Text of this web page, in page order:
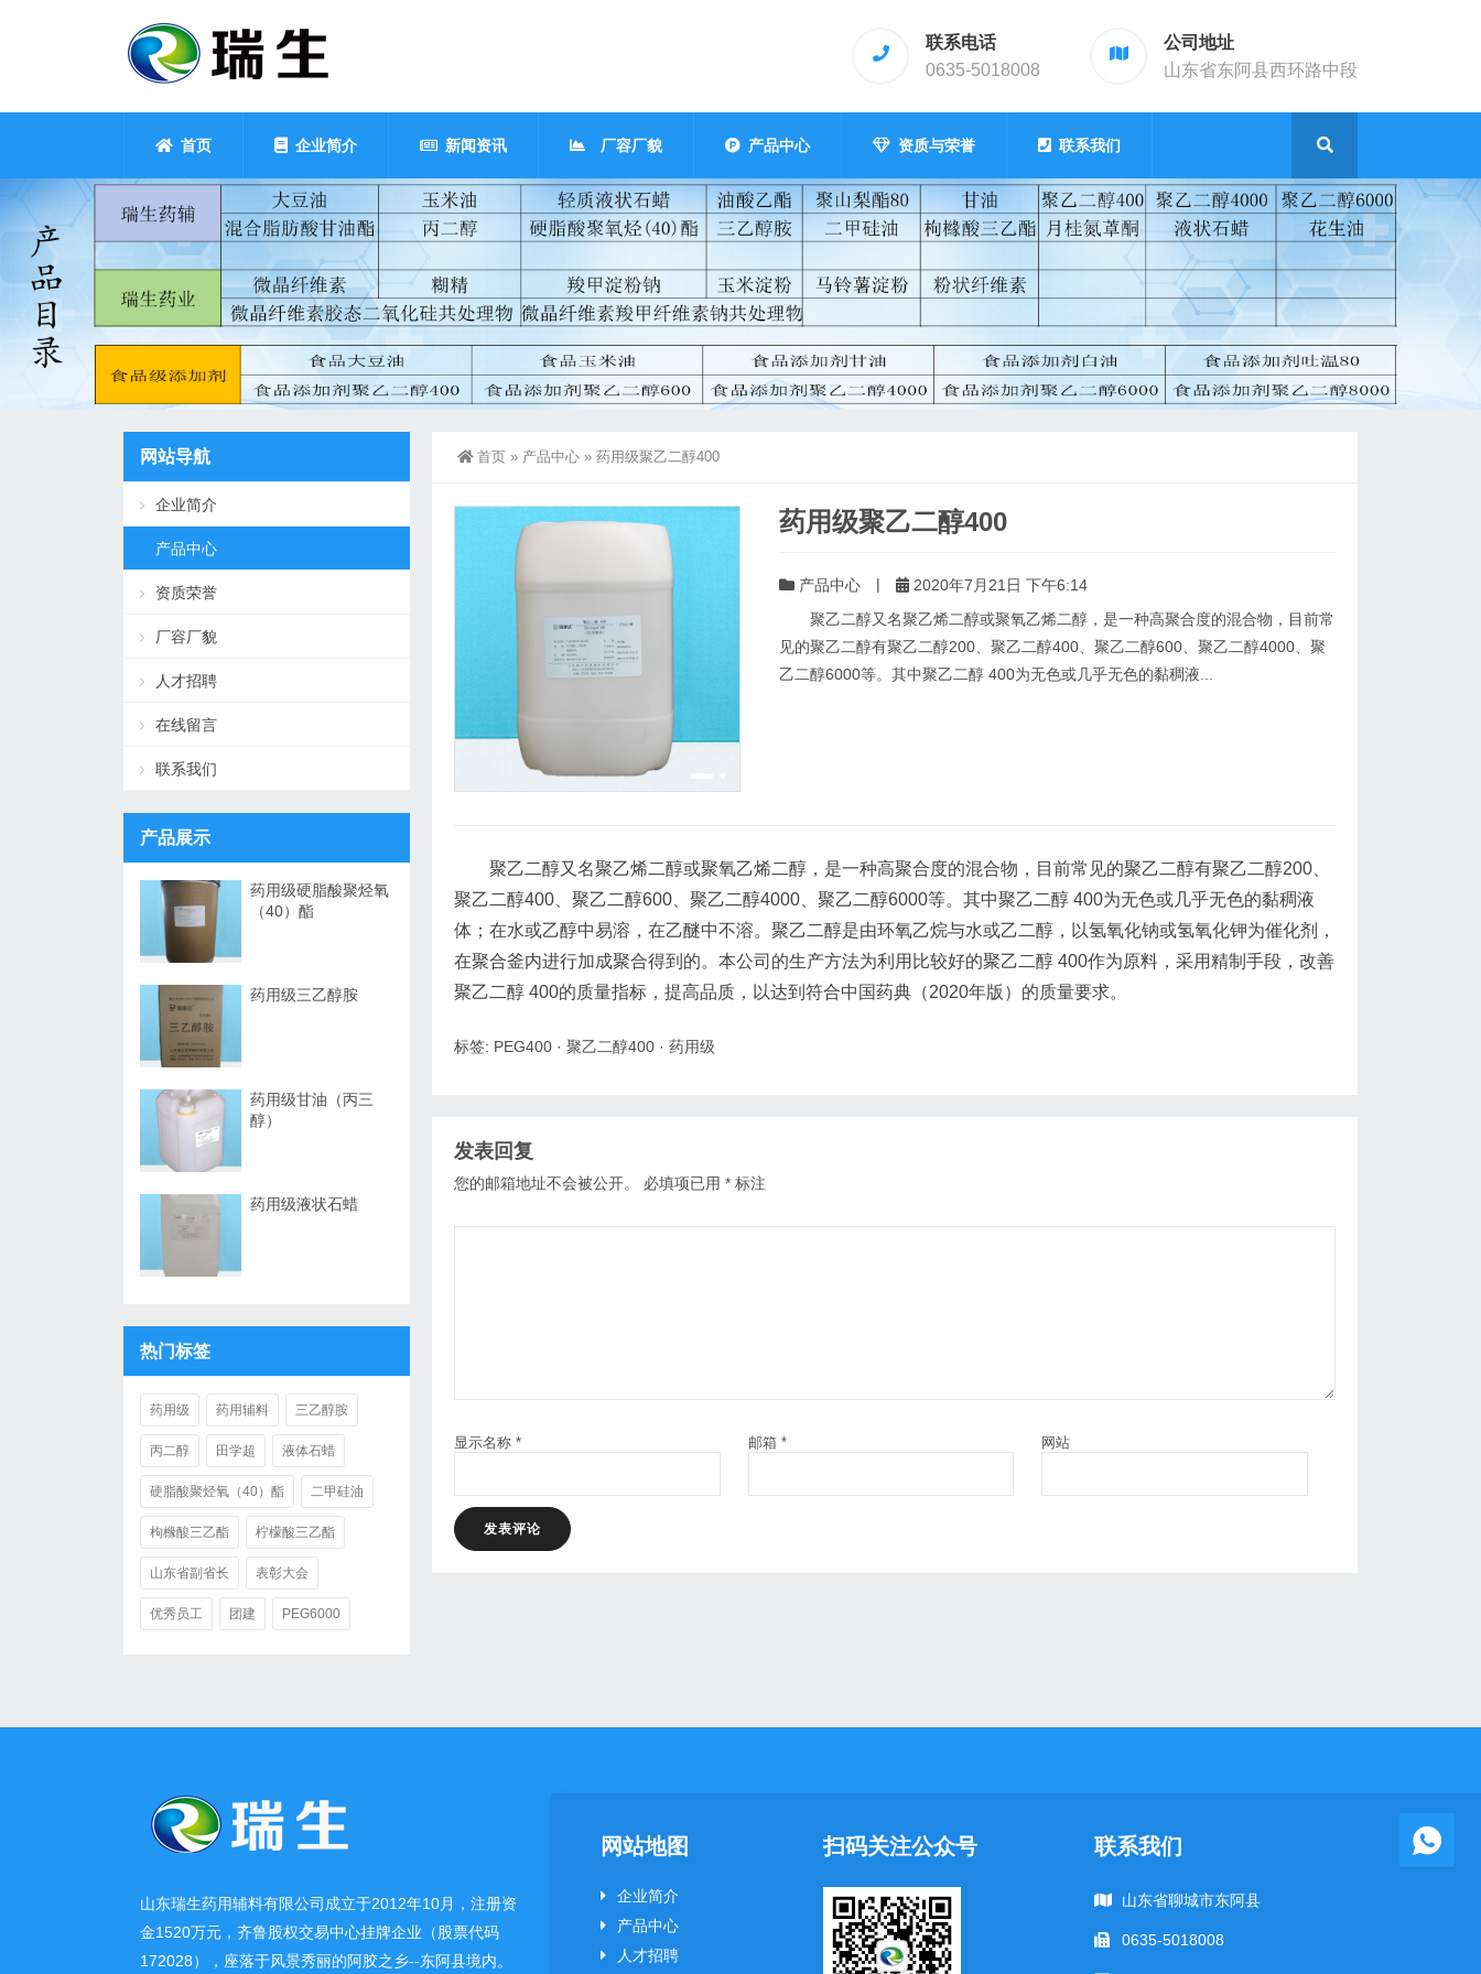
联系电话
0635-5018008
公司地址
山东省东阿县西环路中段
首页 企业简介 新闻资讯 厂容厂貌 产品中心 资质与荣誉 联系我们
首页 » 产品中心 » 药用级聚乙二醇400
药用级聚乙二醇400
产品中心 |
2020年7月21日 下午6:14
聚乙二醇又名聚乙烯二醇或聚氧乙烯二醇，是一种高聚合度的混合物，目前常
见的聚乙二醇有聚乙二醇200、聚乙二醇400、聚乙二醇600、聚乙二醇4000、聚
乙二醇6000等。其中聚乙二醇 400为无色或几乎无色的黏稠液...
聚乙二醇又名聚乙烯二醇或聚氧乙烯二醇，是一种高聚合度的混合物，目前常见的聚乙二醇有聚乙二醇200、
聚乙二醇400、聚乙二醇600、聚乙二醇4000、聚乙二醇6000等。其中聚乙二醇 400为无色或几乎无色的黏稠液
体；在水或乙醇中易溶，在乙醚中不溶。聚乙二醇是由环氧乙烷与水或乙二醇，以氢氧化钠或氢氧化钾为催化剂，
在聚合釜内进行加成聚合得到的。本公司的生产方法为利用比较好的聚乙二醇 400作为原料，采用精制手段，改善
聚乙二醇 400的质量指标，提高品质，以达到符合中国药典（2020年版）的质量要求。
标签: PEG400 · 聚乙二醇400 · 药用级
发表回复
您的邮箱地址不会被公开。 必填项已用 * 标注
显示名称 * 邮箱 * 网站
网站导航
企业简介
产品中心
资质荣誉
厂容厂貌
人才招聘
在线留言
联系我们
产品展示
药用级硬脂酸聚烃氧
（40）酯
药用级三乙醇胺
药用级甘油（丙三
醇）
药用级液状石蜡
热门标签
药用级 药用辅料 三乙醇胺
丙二醇 田学超 液体石蜡
硬脂酸聚烃氧（40）酯 二甲硅油
枸橼酸三乙酯 柠檬酸三乙酯
山东省副省长 表彰大会
优秀员工 团建 PEG6000
山东瑞生药用辅料有限公司成立于2012年10月，注册资
金1520万元，齐鲁股权交易中心挂牌企业（股票代码
172028），座落于风景秀丽的阿胶之乡--东阿县境内。
网站地图
企业简介
产品中心
人才招聘
扫码关注公众号 联系我们
山东省聊城市东阿县
0635-5018008